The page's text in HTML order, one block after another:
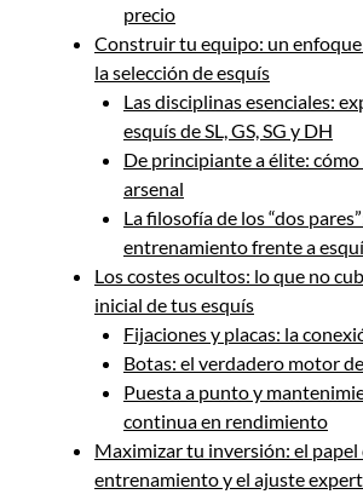
precio
Construir tu equipo: un
la selección de esquís
Las disciplinas esenciales:
esquís de SL, GS, SG y DH
De principiante a élite:
arsenal
La filosofía de los “dos
entrenamiento frente a
Los costes ocultos: lo que no
inicial de tus esquís
Fijaciones y placas: la
Botas: el verdadero motor
Puesta a punto y
continua en rendimiento
Maximizar tu inversión: el papel
entrenamiento y el ajuste